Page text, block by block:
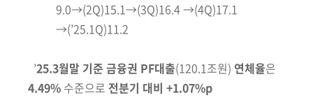
9.0→(2Q)15.1→(3Q)16.4 →(4Q)17.1
→(’25.1Q)11.2
’25.3월말 기준 금융권 PF대출(120.1조원) 연체율은
4.49% 수준으로 전분기 대비 +1.07%p